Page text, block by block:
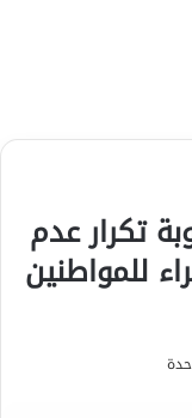
تكرار عدم
للمواطنين